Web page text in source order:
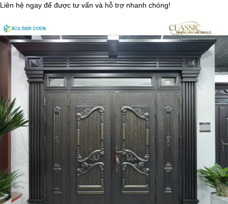
Liên hệ ngay để được tư vấn và hỗ trợ nhanh chóng!